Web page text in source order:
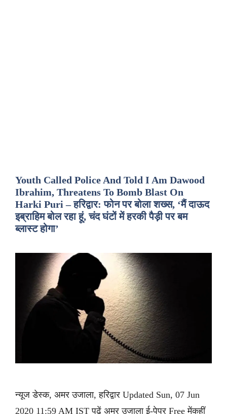
Youth Called Police And Told I Am Dawood
Ibrahim, Threatens To Bomb Blast On
Harki Puri – हरिद्वार: फोन पर बोला शख्स, ‘मैं दाऊद
इब्राहिम बोल रहा हूं, चंद घंटों में हरकी पैड़ी पर बम
ब्लास्ट होगा’
न्यूज डेस्क, अमर उजाला, हरिद्वार Updated Sun, 07 Jun
2020 11:59 AM IST पढ़ें अमर उजाला ई-पेपर Free मेंकहीं